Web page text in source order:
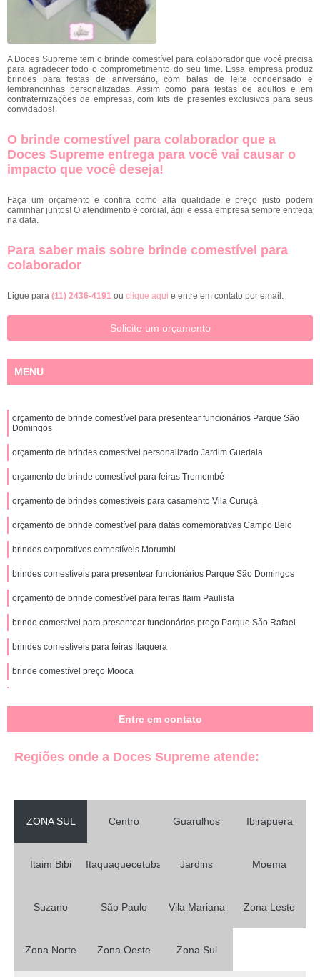
A Doces Supreme tem o brinde comestível para colaborador que você precisa
para agradecer todo o comprometimento do seu time. Essa empresa produz
brindes para festas de aniversário, com balas de leite condensado e
lembrancinhas personalizadas. Assim como para festas de adultos e em
confraternizações de empresas, com kits de presentes exclusivos para seus
convidados!
O brinde comestível para colaborador que a
Doces Supreme entrega para você vai causar o
impacto que você deseja!
Faça um orçamento e confira como alta qualidade e preço justo podem
caminhar juntos! O atendimento é cordial, ágil e essa empresa sempre entrega
na data.
Para saber mais sobre brinde comestível para
colaborador
Ligue para (11) 2436-4191 ou clique aqui e entre em contato por email.
Solicite um orçamento
MENU
orçamento de brinde comestível para presentear funcionários Parque São
Domingos
orçamento de brindes comestível personalizado Jardim Guedala
orçamento de brinde comestível para feiras Tremembé
orçamento de brindes comestíveis para casamento Vila Curuçá
orçamento de brinde comestível para datas comemorativas Campo Belo
brindes corporativos comestíveis Morumbi
brindes comestíveis para presentear funcionários Parque São Domingos
orçamento de brinde comestível para feiras Itaim Paulista
brinde comestível para presentear funcionários preço Parque São Rafael
brindes comestíveis para feiras Itaquera
brinde comestível preço Mooca
brinde comestíveis para casamento Jd São joão
orçamento de brinde comestível para eventos Cantareira
brinde comestível para datas comemorativas preço Jardim Bonfiglioli
brindes comestíveis para colaboradores Anália Franco
Entre em contato
Regiões onde a Doces Supreme atende:
ZONA SUL Centro Guarulhos Ibirapuera
Itaim Bibi Itaquaquecetuba Jardins Moema
Suzano São Paulo Vila Mariana Zona Leste
Zona Norte Zona Oeste Zona Sul